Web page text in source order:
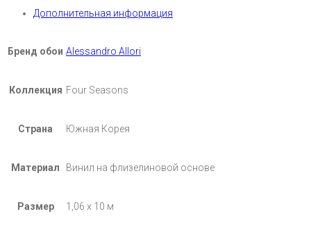
Дополнительная информация
Бренд обои Alessandro Allori
Коллекция Four Seasons
Страна Южная Корея
Материал Винил на флизелиновой основе
Размер 1,06 х 10 м